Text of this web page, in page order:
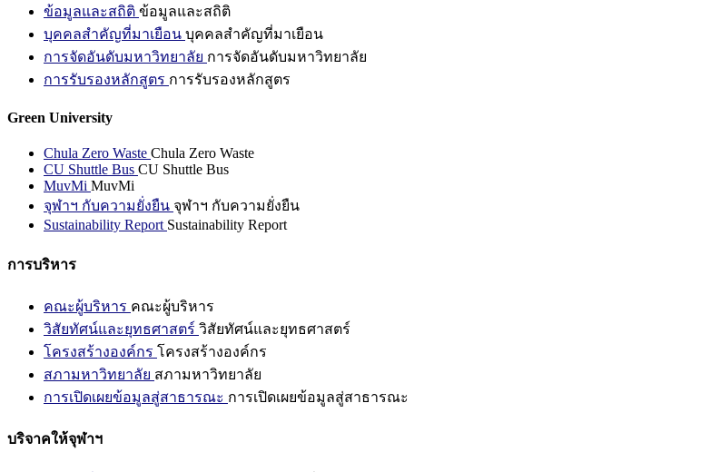
ข้อมูลและสถิติ ข้อมูลและสถิติ
บุคคลสำคัญที่มาเยือน บุคคลสำคัญที่มาเยือน
การจัดอันดับมหาวิทยาลัย การจัดอันดับมหาวิทยาลัย
การรับรองหลักสูตร การรับรองหลักสูตร
Green University
Chula Zero Waste Chula Zero Waste
CU Shuttle Bus CU Shuttle Bus
MuvMi MuvMi
จุฬาฯ กับความยั่งยืน จุฬาฯ กับความยั่งยืน
Sustainability Report Sustainability Report
การบริหาร
คณะผู้บริหาร คณะผู้บริหาร
วิสัยทัศน์และยุทธศาสตร์ วิสัยทัศน์และยุทธศาสตร์
โครงสร้างองค์กร โครงสร้างองค์กร
สภามหาวิทยาลัย สภามหาวิทยาลัย
การเปิดเผยข้อมูลสู่สาธารณะ การเปิดเผยข้อมูลสู่สาธารณะ
บริจาคให้จุฬาฯ